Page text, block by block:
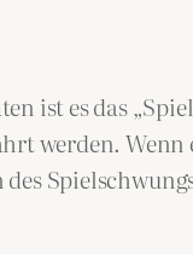
ist es das
werden. Wenn